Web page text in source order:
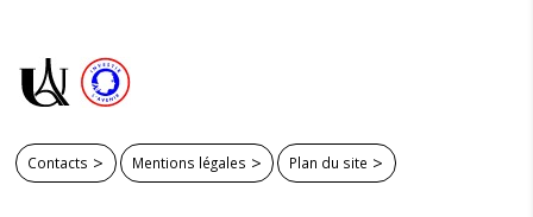
Contacts Mentions légales Plan du site